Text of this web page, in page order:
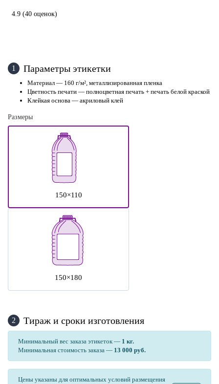
4.9 (40 оценок)
1 Параметры этикетки
Материал — 160 г/м², металлизированная пленка
Цветность печати — полноцветная печать + печать белой краской
Клейкая основа — акриловый клей
Размеры
150×110
150×180
2 Тираж и сроки изготовления
Минимальный вес заказа этикеток — 1 кг.
Минимальная стоимость заказа — 13 000 руб.
Цены указаны для оптимальных условий размещения